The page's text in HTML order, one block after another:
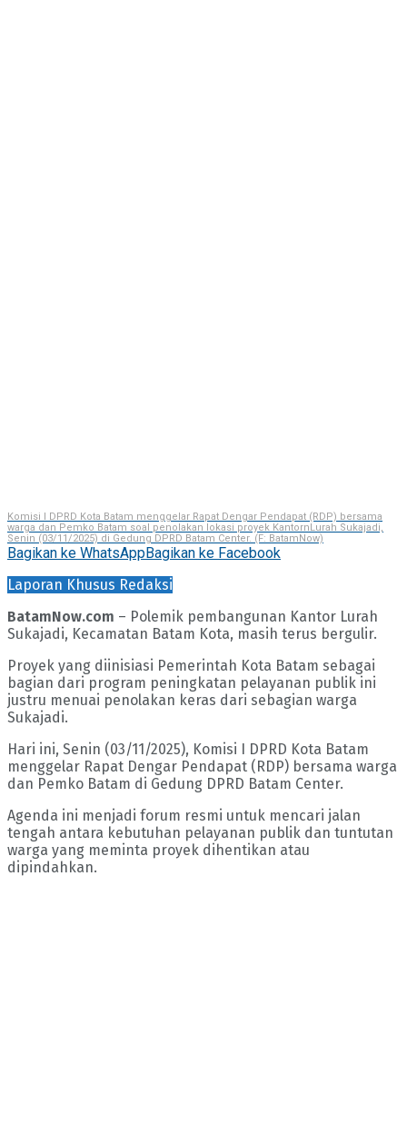
Komisi I DPRD Kota Batam menggelar Rapat Dengar Pendapat (RDP) bersama
warga dan Pemko Batam soal penolakan lokasi proyek KantornLurah Sukajadi,
Senin (03/11/2025) di Gedung DPRD Batam Center. (F: BatamNow)
Bagikan ke WhatsAppBagikan ke Facebook
Laporan Khusus Redaksi
BatamNow.com – Polemik pembangunan Kantor Lurah
Sukajadi, Kecamatan Batam Kota, masih terus bergulir.
Proyek yang diinisiasi Pemerintah Kota Batam sebagai
bagian dari program peningkatan pelayanan publik ini
justru menuai penolakan keras dari sebagian warga
Sukajadi.
Hari ini, Senin (03/11/2025), Komisi I DPRD Kota Batam
menggelar Rapat Dengar Pendapat (RDP) bersama warga
dan Pemko Batam di Gedung DPRD Batam Center.
Agenda ini menjadi forum resmi untuk mencari jalan
tengah antara kebutuhan pelayanan publik dan tuntutan
warga yang meminta proyek dihentikan atau
dipindahkan.